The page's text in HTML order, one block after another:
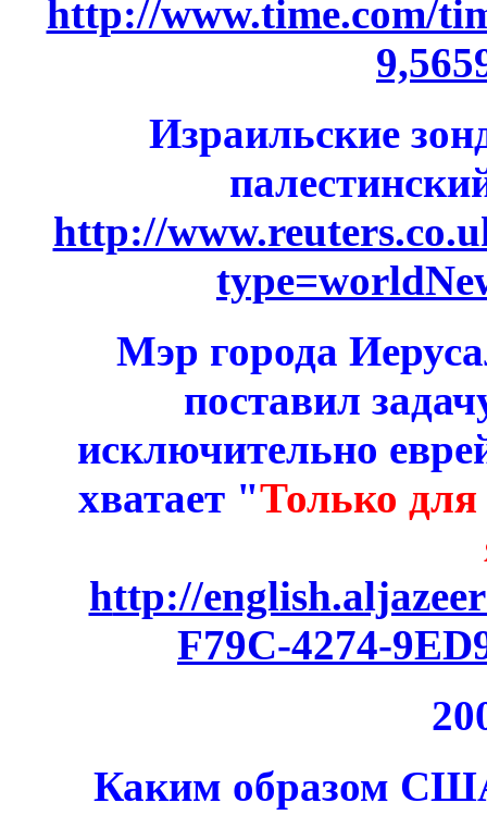
http://www.time.com/
Израильские
http://
Мэр города
поставил
исключительно
хватает "Только для
http://
F79C-4274-
Каким образом